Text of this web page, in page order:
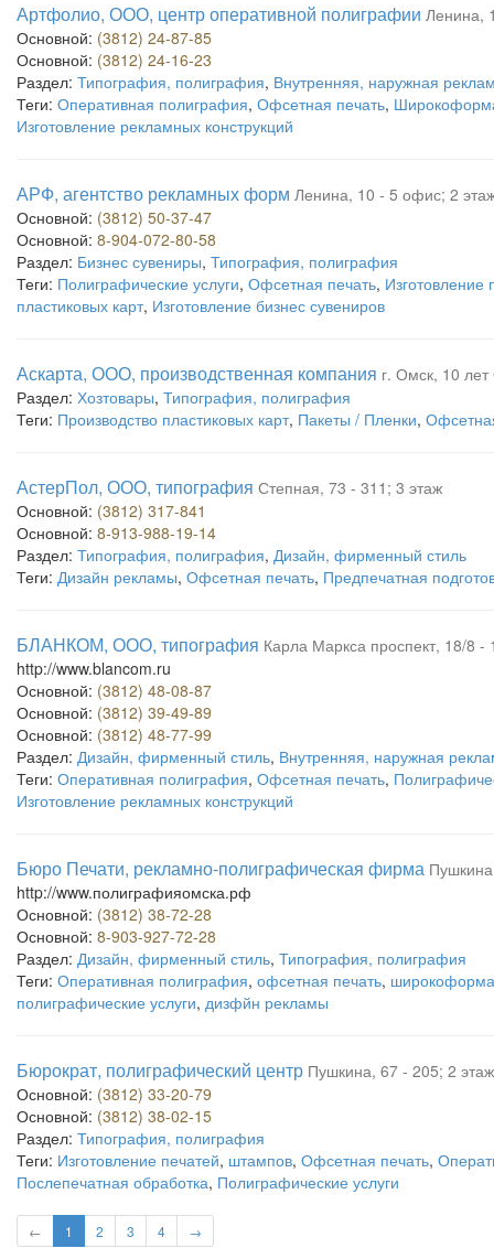
Артфолио, ООО, центр оперативной полиграфии Ленина,
Основной: (3812) 24-87-85
Основной: (3812) 24-16-23
Раздел: Типография, полиграфия, Внутренняя, наружная
Теги: Оперативная полиграфия, Офсетная печать,
Изготовление рекламных конструкций
АРФ, агентство рекламных форм Ленина, 10 - 5 офис; 2
Основной: (3812) 50-37-47
Основной: 8-904-072-80-58
Раздел: Бизнес сувениры, Типография, полиграфия
Теги: Полиграфические услуги, Офсетная печать, Изготовление
пластиковых карт, Изготовление бизнес сувениров
Аскарта, ООО, производственная компания г. Омск, 10
Раздел: Хозтовары, Типография, полиграфия
Теги: Производство пластиковых карт, Пакеты / Пленки,
АстерПол, ООО, типография Степная, 73 - 311; 3 этаж
Основной: (3812) 317-841
Основной: 8-913-988-19-14
Раздел: Типография, полиграфия, Дизайн, фирменный стиль
Теги: Дизайн рекламы, Офсетная печать, Предпечатная
БЛАНКОМ, ООО, типография Карла Маркса проспект, 18/8 -
http://www.blancom.ru
Основной: (3812) 48-08-87
Основной: (3812) 39-49-89
Основной: (3812) 48-77-99
Раздел: Дизайн, фирменный стиль, Внутренняя, наружная
Теги: Оперативная полиграфия, Офсетная печать,
Изготовление рекламных конструкций
Бюро Печати, рекламно-полиграфическая фирма
http://www.полиграфияомска.рф
Основной: (3812) 38-72-28
Основной: 8-903-927-72-28
Раздел: Дизайн, фирменный стиль, Типография, полиграфия
Теги: Оперативная полиграфия, офсетная печать,
полиграфические услуги, дизфйн рекламы
Бюрократ, полиграфический центр Пушкина, 67 - 205; 2 этаж
Основной: (3812) 33-20-79
Основной: (3812) 38-02-15
Раздел: Типография, полиграфия
Теги: Изготовление печатей, штампов, Офсетная печать,
Послепечатная обработка, Полиграфические услуги
← 1 2 3 4 →